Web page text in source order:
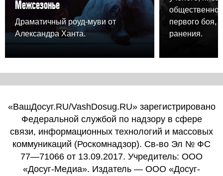
Межсезонье
Драматичный роуд-муви от
Александра Ханта.
первого боя,
ранения.
«ВашДосуг.RU/VashDosug.RU» зарегистрировано
Федеральной службой по надзору в сфере
связи, информационных технологий и массовых
коммуникаций (Роскомнадзор). Св-во Эл № ФС
77—71066 от 13.09.2017. Учредитель: ООО
«Досуг-Медиа». Издатель — ООО «Досуг-